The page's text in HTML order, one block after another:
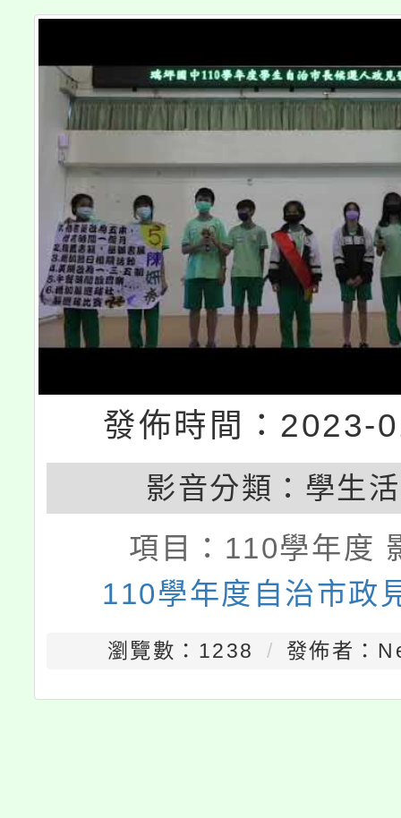
系所師生報名參加。
發佈時間：2023-
影音分類： 學生
項目： 110學年度
110學年度自治市政
瀏覽數：1238 發佈者：